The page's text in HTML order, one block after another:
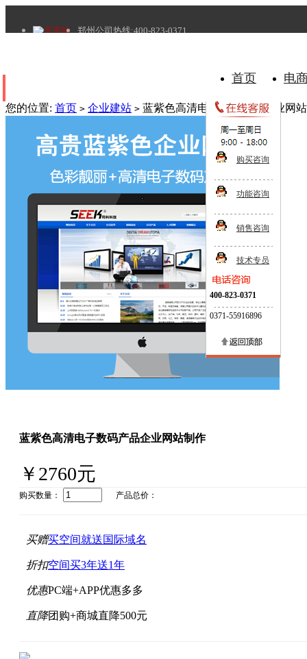
北京站 郑州公司热线:400-823-0371
首页 电
您的位置: 首页 > 企业建站 > 蓝紫色高清电子数码产品企业网
蓝紫色高清电子数码产品企业网站制作
￥2760元
购买数量： 产品总价：
买赠买空间就送国际域名
折扣空间买3年送1年
优惠PC端+APP优惠多多
直降团购+商城直降500元
购买咨询
功能咨询
销售咨询
技术专员
400-823-0371
0371-55916896